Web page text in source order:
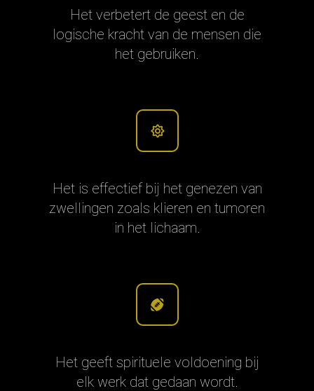
Het verbetert de geest en de
logische kracht van de mensen die
het gebruiken.
Het is effectief bij het genezen van
zwellingen zoals klieren en tumoren
in het lichaam.
Het geeft spirituele voldoening bij
elk werk dat gedaan wordt.